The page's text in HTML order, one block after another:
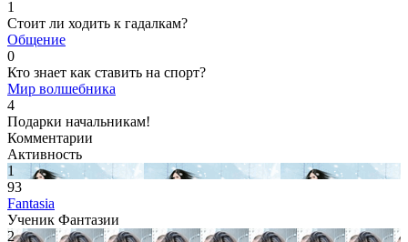
1
Стоит ли ходить к гадалкам?
Общение
0
Кто знает как ставить на спорт?
Мир волшебника
4
Подарки начальникам!
Комментарии
Активность
1
93
Fantasia
Ученик Фантазии
2